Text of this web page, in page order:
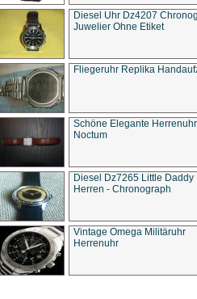
Diesel Uhr Dz4207
Juwelier Ohne Etiket
Fliegeruhr Replika
Schöne Elegante Herrenuhr
Noctum
Diesel Dz7265 Little Daddy
Herren - Chronograph
Vintage Omega Militäruhr
Herrenuhr